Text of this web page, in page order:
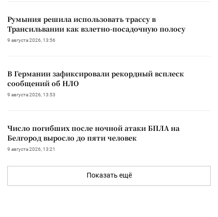
Румыния решила использовать трассу в
Трансильвании как взлетно-посадочную полосу
9 августа 2026, 13:56
В Германии зафиксировали рекордный всплеск
сообщений об НЛО
9 августа 2026, 13:53
Число погибших после ночной атаки БПЛА на
Белгород выросло до пяти человек
9 августа 2026, 13:21
Показать ещё